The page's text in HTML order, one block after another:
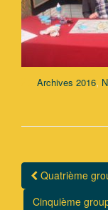
Archives 2016,
Quatrième
Cinquième